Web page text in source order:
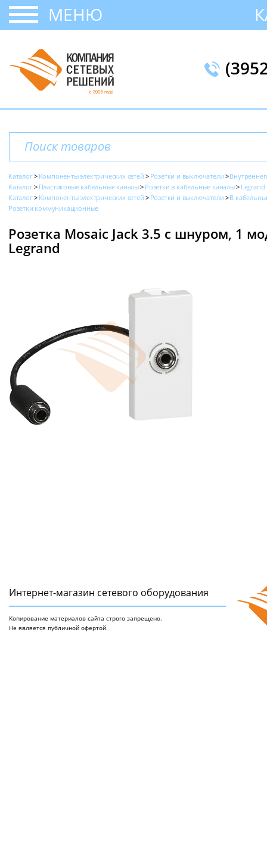
МЕНЮ
Каталог Компоненты электрических сетей Розетки и выключатели
Каталог
Пластиковые кабельные каналы Розетки в кабельные каналы
Legrand
Каталог
Компоненты электрических сетей Розетки и выключатели
В
Розетки коммуникационные
Розетка Mosaic Jack 3.5 с шнуром, 1
Legrand
Интернет-магазин сетeвого оборудования
Копирование материалов сайта строго запрещено.
Не является публичной офертой.